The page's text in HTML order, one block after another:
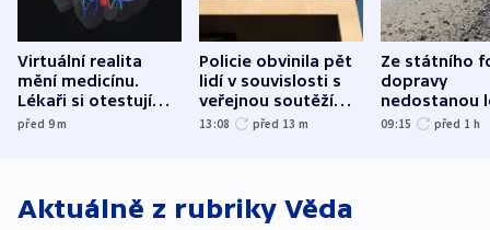
Virtuální realita
mění medicínu.
Lékaři si otestují
každý řez, říká
před 9m
Policie obvinila pět
lidí v souvislosti s
veřejnou soutěží
Správy železnic
13:08 před 13 m
Ze státního
dopravy
nedostanou
kraje na
09:15 před 1 h
Aktuálně z rubriky Věda